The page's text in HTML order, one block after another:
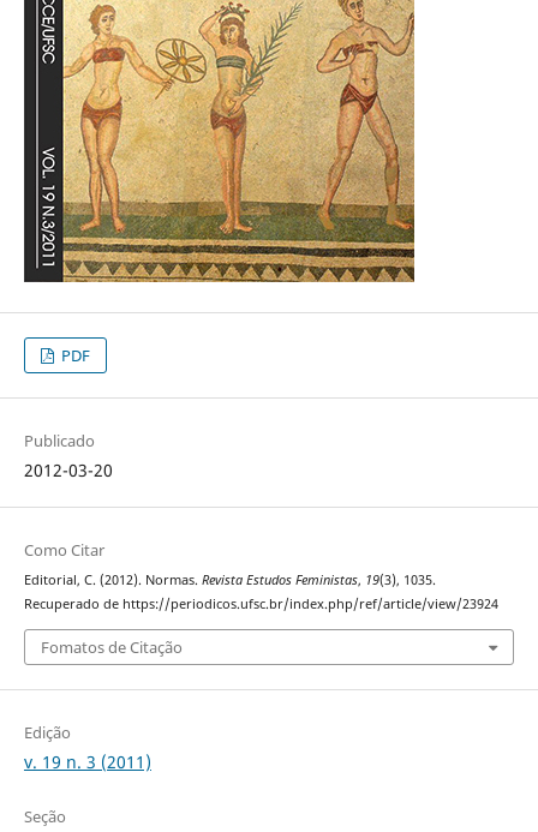
PDF
Publicado
2012-03-20
Como Citar
Editorial, C. (2012). Normas. Revista Estudos Feministas, 19(3), 1035.
Recuperado de https://periodicos.ufsc.br/index.php/ref/article/view/23924
Fomatos de Citação
Edição
v. 19 n. 3 (2011)
Seção